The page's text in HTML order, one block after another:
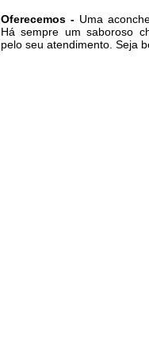
Oferecemos - Uma
Há sempre um saboroso
pelo seu atendimento. Seja